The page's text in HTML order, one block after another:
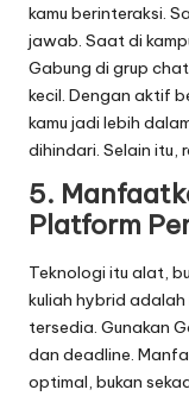
kamu berinteraksi.
jawab. Saat di
Gabung di grup
kecil. Dengan aktif
kamu jadi lebih
dihindari. Selain itu,
5.
Platform
Teknologi itu alat,
kuliah hybrid
tersedia. Gunakan
dan deadline.
optimal, bukan